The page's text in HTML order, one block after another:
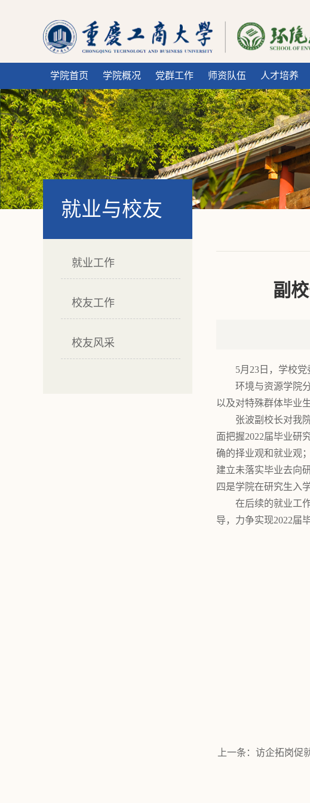
学院首页 学院概况 党群工作 师资队伍 人才培养
就业与校友
就业工作
校友工作
校友风采
副
5月23日，学校
环境与资源学院
以及对特殊群体毕业
张波副校长对我
面把握2022届毕业研
确的择业观和就业观
建立未落实毕业去向
四是学院在研究生入
在后续的就业工
导，力争实现2022届
上一条： 访企拓岗促